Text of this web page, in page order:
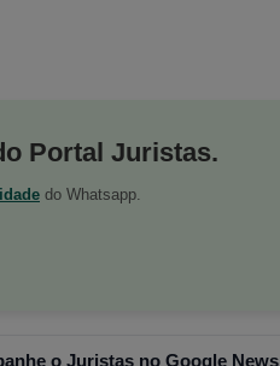
Portal Juristas.
do Whatsapp.
o Juristas no Google News